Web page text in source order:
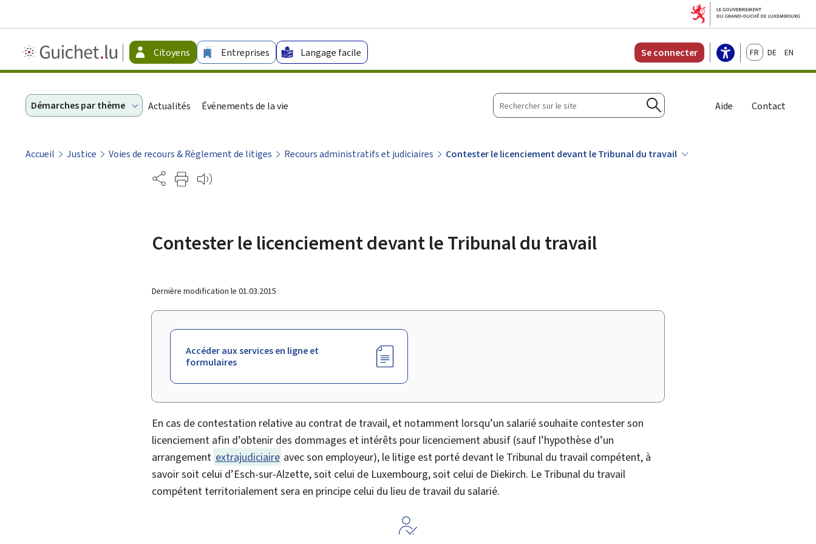
Guichet.lu
-
Citoyens Entreprises Langage facile Se connecter FrançaisDeutschEnglish
Démarches par thème Actualités Événements de la vie
Rechercher
sur
site
Rechercher
Aide Contact
Accueil Justice Voies de recours & Règlement de litiges Recours administratifs et judiciaires
Contester le licenciement devant le Tribunal du travail
Partage
Contester le licenciement devant le Tribunal du travail
Dernière modification le 01.03.2015
Accéder aux services en ligne et
formulaires
En cas de contestation relative au contrat de travail, et notamment lorsqu’un salarié souhaite contester son
licenciement afin d’obtenir des dommages et intérêts pour licenciement abusif (sauf l’hypothèse d’un
arrangement extrajudiciaire avec son employeur), le litige est porté devant le Tribunal du travail compétent, à
savoir soit celui d’Esch-sur-Alzette, soit celui de Luxembourg, soit celui de Diekirch. Le Tribunal du travail
compétent territorialement sera en principe celui du lieu de travail du salarié.